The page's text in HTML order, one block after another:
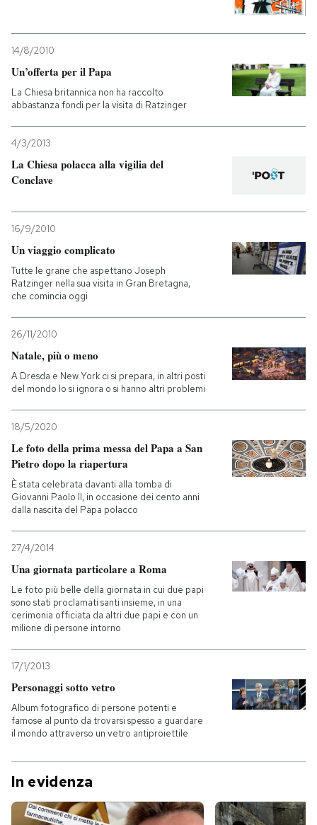
14/8/2010
Un’offerta per il Papa
La Chiesa britannica non ha raccolto
abbastanza fondi per la visita di Ratzinger
4/3/2013
La Chiesa polacca alla vigilia del
Conclave
16/9/2010
Un viaggio complicato
Tutte le grane che aspettano Joseph
Ratzinger nella sua visita in Gran Bretagna,
che comincia oggi
26/11/2010
Natale, più o meno
A Dresda e New York ci si prepara, in altri posti
del mondo lo si ignora o si hanno altri problemi
18/5/2020
Le foto della prima messa del Papa a San
Pietro dopo la riapertura
È stata celebrata davanti alla tomba di
Giovanni Paolo II, in occasione dei cento anni
dalla nascita del Papa polacco
27/4/2014
Una giornata particolare a Roma
Le foto più belle della giornata in cui due papi
sono stati proclamati santi insieme, in una
cerimonia officiata da altri due papi e con un
milione di persone intorno
17/1/2013
Personaggi sotto vetro
Album fotografico di persone potenti e
famose al punto da trovarsi spesso a guardare
il mondo attraverso un vetro antiproiettile
In evidenza